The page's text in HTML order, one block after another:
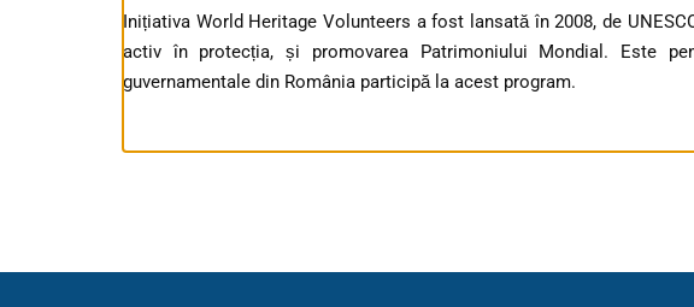
Inițiativa World Heritage Volunteers a fost lansată în 2008, de
activ în protecția, și promovarea Patrimoniului Mondial. Este
guvernamentale din România participă la acest program.